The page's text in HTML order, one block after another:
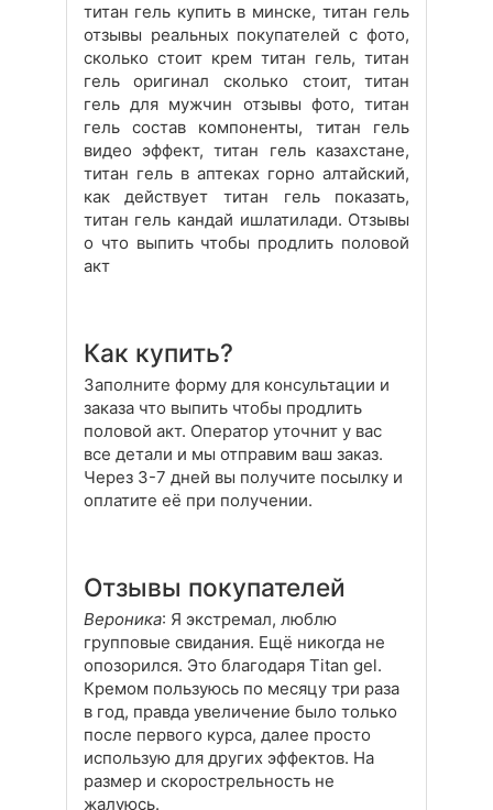
титан гель купить в минске, титан гель
отзывы реальных покупателей с фото,
сколько стоит крем титан гель, титан
гель оригинал сколько стоит, титан
гель для мужчин отзывы фото, титан
гель состав компоненты, титан гель
видео эффект, титан гель казахстане,
титан гель в аптеках горно алтайский,
как действует титан гель показать,
титан гель кандай ишлатилади. Отзывы
о что выпить чтобы продлить половой
акт
Как купить?
Заполните форму для консультации и
заказа что выпить чтобы продлить
половой акт. Оператор уточнит у вас
все детали и мы отправим ваш заказ.
Через 3-7 дней вы получите посылку и
оплатите её при получении.
Отзывы покупателей
Вероника: Я экстремал, люблю
групповые свидания. Ещё никогда не
опозорился. Это благодаря Titan gel.
Кремом пользуюсь по месяцу три раза
в год, правда увеличение было только
после первого курса, далее просто
использую для других эффектов. На
размер и скорострельность не
жалуюсь.